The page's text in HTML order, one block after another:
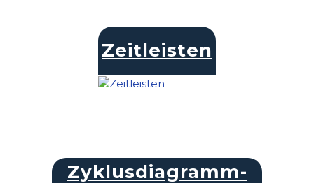
Zeitleisten
Zyklusdiagramm-